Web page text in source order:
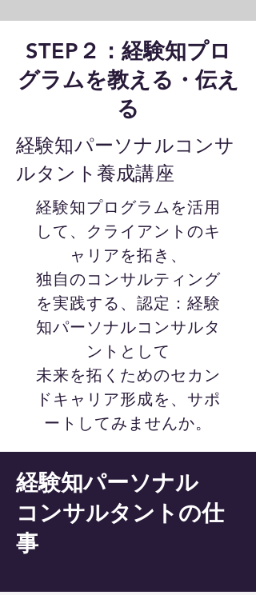
STEP２：経験知プロ
グラムを教える・伝え
る
​経験知パーソナルコンサ
ルタント養成講座
経験知プログラムを活用
して、クライアントのキ
ャリアを拓き、
独自のコンサルティング
を実践する、認定：経験
知パーソナルコンサルタ
ントとして
未来を拓くためのセカン
ドキャリア形成を、 サポ
ートしてみませんか。
経験知パーソナル
コンサルタントの仕
事